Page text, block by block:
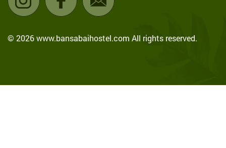
© 2026 www.bansabaihostel.com All rights reserved.